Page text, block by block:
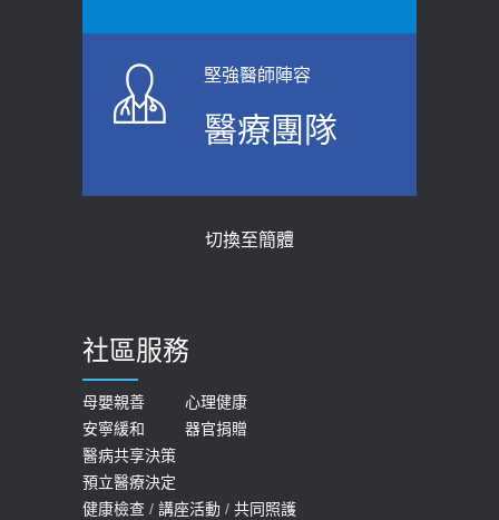
上班常待在冷氣房？小心泌尿道感染
醫示警：1病症嚴重恐喪命
2026-05-21
女性必看國健署公費懶人包！這幾項檢
查完全免費 沒做虧大了
2026-05-14
骨科魏志定主任接受專訪 【年代電視
質密度檢查！醫：注意5重點可逆轉
膝蓋退化有9大部位 骨科醫坦言：不
一定得換人工關節
2019-10-08
20歲迪士尼男星因癲癇猝逝 老人小
孩最好發、醫師點出8大前兆
堅強醫師陣容
醫療團隊
切換至簡體
社區服務
母嬰親善
心理健康
安寧緩和
器官捐贈
醫病共享決策
預立醫療決定
健康檢查 / 講座活動 / 共同照護